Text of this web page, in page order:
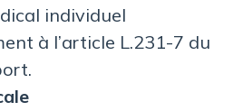
individuel
à l’article L.231-7 du